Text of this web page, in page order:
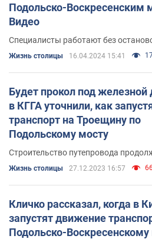
Подольско-Воскресенским
Видео
Специалисты работают без
Жизнь столицы 16.04.2024 15:41
Будет прокол под железной
в КГГА уточнили, как
транспорт на Троещину по
Подольскому мосту
Строительство путепровода
Жизнь столицы 27.12.2023 16:57
Кличко рассказал, когда в
запустят движение
Подольско-Воскресенскому